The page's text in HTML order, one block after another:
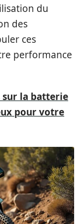
du
des
ces
performance
sur la batterie
pour votre